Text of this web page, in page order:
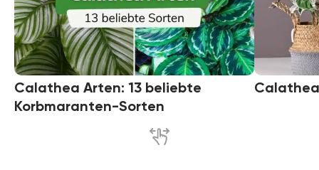
Calathea Arten: 13 beliebte
Korbmaranten-Sorten